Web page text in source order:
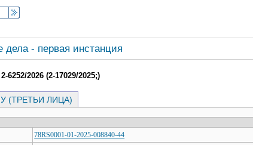
дела - первая инстанция
2026 (2-17029/2025;)
(ТРЕТЬИ ЛИЦА)
78RS0001-01-2025-008840-44